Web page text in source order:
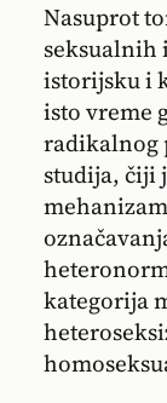
Nasuprot
istorijsku i
isto vreme
radikalnog
studija, čiji
kategorija